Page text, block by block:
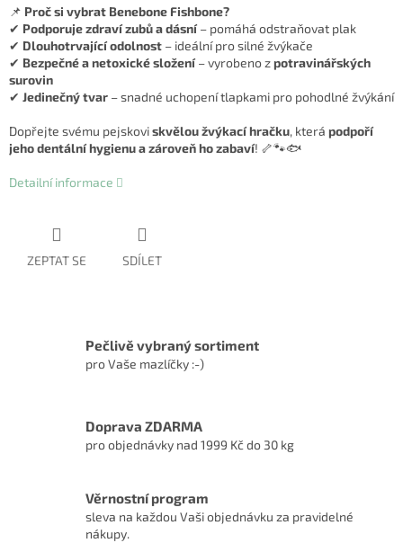
📌 Proč si vybrat Benebone Fishbone?
✔ Podporuje zdraví zubů a dásní– pomáhá odstraňovat plak
✔ Dlouhotrvající odolnost – ideální pro silné žvýkače
✔ Bezpečné a netoxické složení– vyrobeno zpotravinářských
surovin
✔ Jedinečný tvar – snadné uchopení tlapkami pro pohodlné žvýkání
Dopřejte svému pejskoviskvělou žvýkací hračku, která podpoří
jeho dentální hygienu a zároveň ho zabaví! 🦴🐾🐟
Detailní informace
ZEPTAT SE SDÍLET
Pečlivě vybraný sortiment
pro Vaše mazlíčky :-)
Doprava ZDARMA
pro objednávky nad 1999 Kč do 30 kg
Věrnostní program
sleva na každou Vaši objednávku za pravidelné
nákupy.